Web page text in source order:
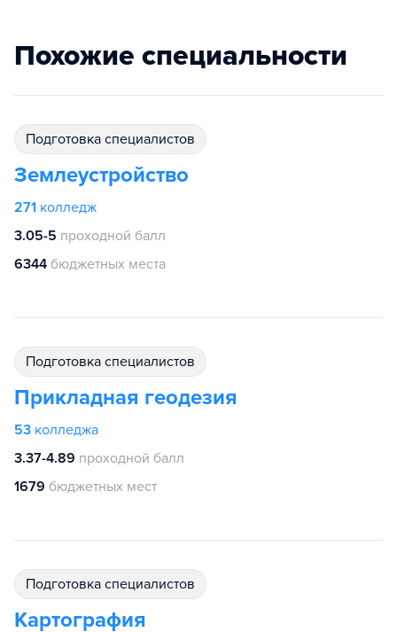
Похожие специальности
подготовка специалистов
Землеустройство
271 колледж
3.05-5 проходной балл
6344 бюджетных места
подготовка специалистов
Прикладная геодезия
53 колледжа
3.37-4.89 проходной балл
1679 бюджетных мест
подготовка специалистов
Картография